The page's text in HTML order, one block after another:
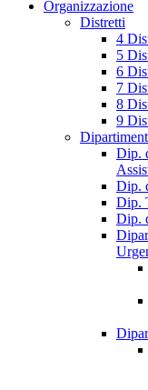
Organizzazione
Distretti
4
5
6
7
8
9
Dip.
Dip.
Dip.
Dip.